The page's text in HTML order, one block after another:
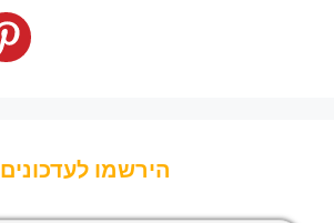
הירשמו לעדכונים